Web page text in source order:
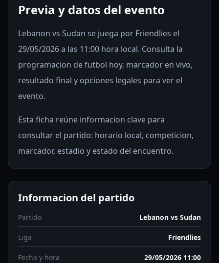
Previa y datos del evento
Lebanon vs Sudan se juega por Friendlies el
29/05/2026 a las 11:00 hora local. Consulta la
programacion de futbol hoy, marcador en vivo,
resultado final y opciones legales para ver el
evento.
Esta ficha reúne informacion clave para
consultar el partido: horario local, competicion,
marcador, estadio y estado del encuentro.
Informacion del partido
Partido Lebanon vs Sudan
Liga Friendlies
Fecha y hora 29/05/2026 11:00